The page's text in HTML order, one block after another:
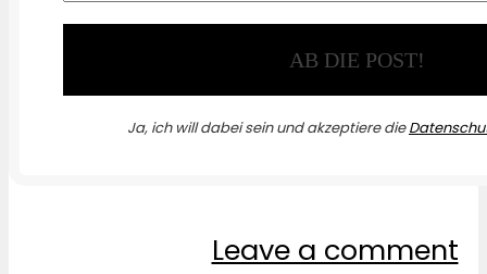
Ja, ich will dabei sein und akzeptiere die
Leave a comment